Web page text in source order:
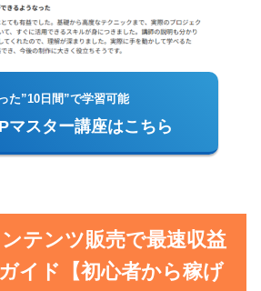
た”10日間”で学習可能
マスター講座はこちら
テンツ販売で最速収益
イド【初心者から稼げ